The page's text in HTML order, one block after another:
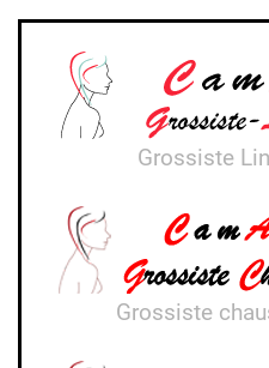
Grossiste
Grossiste